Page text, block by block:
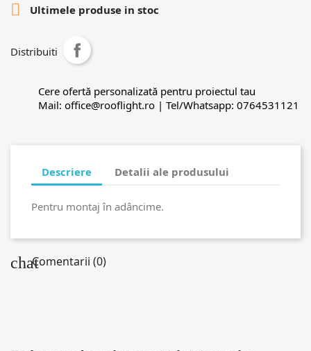
 Ultimele produse in stoc
Distribuiti
Cere ofertă personalizată pentru proiectul tau
Mail: office@rooflight.ro | Tel/Whatsapp: 0764531121
Descriere Detalii ale produsului
Pentru montaj în adâncime.
chatComentarii (0)